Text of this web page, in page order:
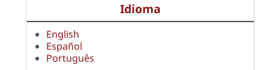
Idioma
English
Español
Português